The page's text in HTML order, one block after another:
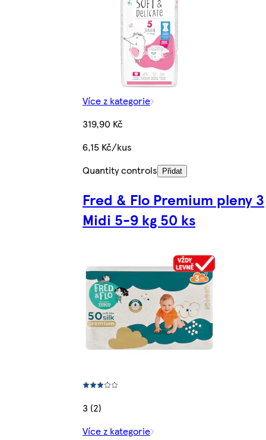
Více z kategorie
319,90 Kč
6,15 Kč/kus
Quantity controls
Přidat
Fred & Flo Premium pleny 3
Midi 5-9 kg 50 ks
3 (2)
Více z kategorie